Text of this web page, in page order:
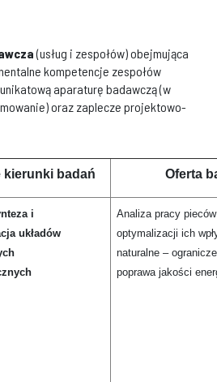
(usług i zespołów) obejmująca
kompetencje zespołów
aparaturę badawczą (w
oraz zaplecze projektowo-
kierunki badań Oferta
i
układów
Analiza pracy
optymalizacji ich
naturalne –
poprawa jakości